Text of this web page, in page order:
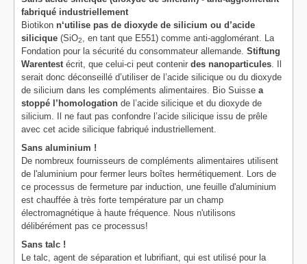
fabriqué industriellement
Biotikon n‘utilise pas de dioxyde de silicium ou d’acide
silicique (SiO2
, en tant que E551) comme anti-agglomérant. La
Fondation pour la sécurité du consommateur allemande. Stiftung
Warentest écrit, que celui-ci peut contenir des nanoparticules
serait donc déconseillé d’utiliser de l’acide silicique ou du dioxyde
de silicium dans les compléments alimentaires. Bio Suisse a
stoppé l’homologation de l’acide silicique et du dioxyde de
silicium. Il ne faut pas confondre l’acide silicique issu de prêle
avec cet acide silicique fabriqué industriellement.
Sans aluminium !
De nombreux fournisseurs de compléments alimentaires utilisent
de l'aluminium pour fermer leurs boîtes hermétiquement. Lors de
ce processus de fermeture par induction, une feuille d'aluminium
est chauffée à très forte température par un champ
électromagnétique à haute fréquence. Nous n'utilisons
délibérément pas ce processus!
Sans talc !
Le talc, agent de séparation et lubrifiant, qui est utilisé pour la